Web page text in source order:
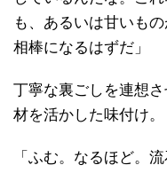
も、あるいは甘いも
相棒になるはずだ」
丁寧な裏ごしを連想
材を活かした味付け。
「ふむ。なるほど。